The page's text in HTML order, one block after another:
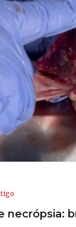
necrópsia: